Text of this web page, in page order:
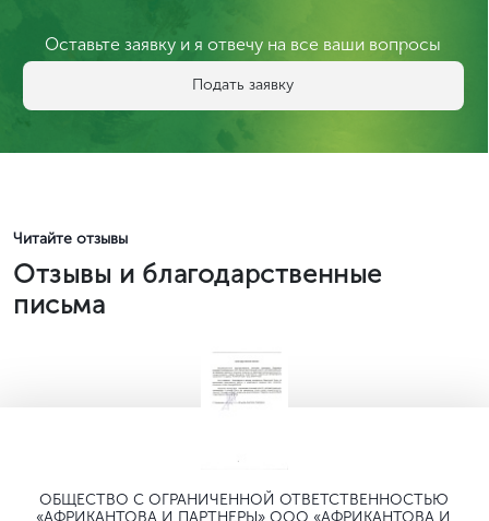
Оставьте заявку и я отвечу на все ваши вопросы
Подать заявку
Читайте отзывы
Отзывы и благодарственные
письма
ОБЩЕСТВО C ОГРАНИЧЕННОЙ ОТВЕТСТВЕННОСТЬЮ